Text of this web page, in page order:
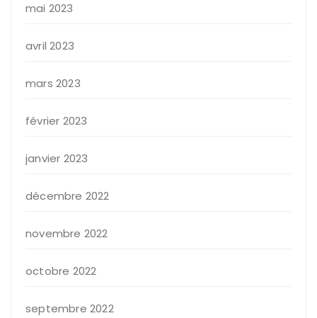
mai 2023
avril 2023
mars 2023
février 2023
janvier 2023
décembre 2022
novembre 2022
octobre 2022
septembre 2022